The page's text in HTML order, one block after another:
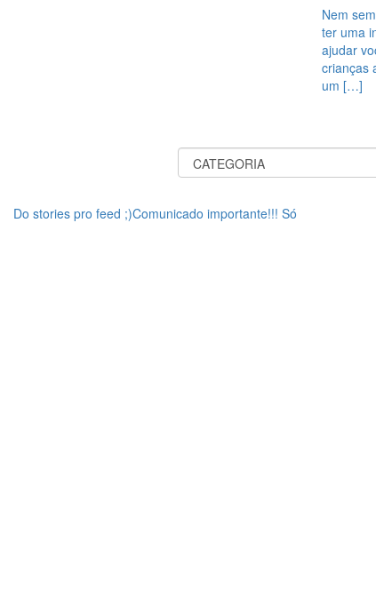
Nem
ter uma
ajudar
crianças
um […]
Do stories pro feed ;)Comunicado importante!!! Só